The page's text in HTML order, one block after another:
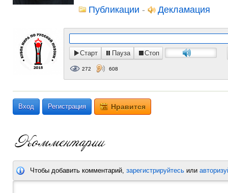
Публикации - Декламация
Старт Пауза Стоп
272 608
Вход Регистрация Нравится
Чтобы добавить комментарий, зарегистрируйтесь или